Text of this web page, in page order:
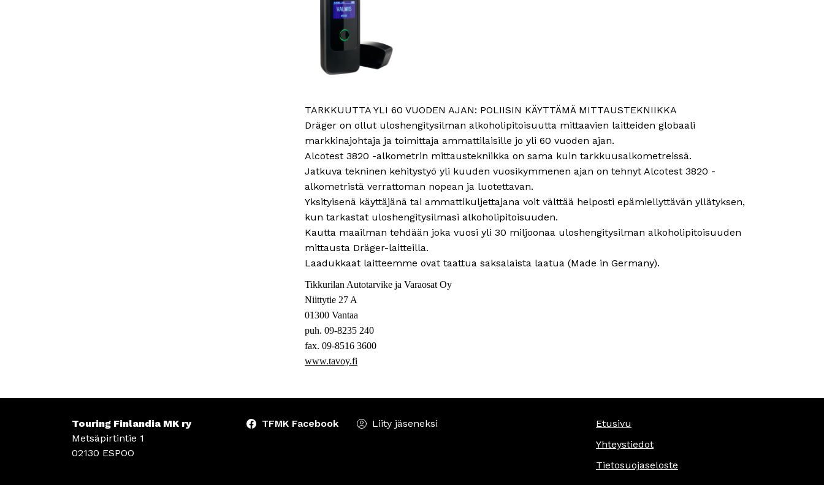
TARKKUUTTA YLI 60 VUODEN AJAN: POLIISIN KÄYTTÄMÄ MITTAUSTEKNIIKKA
Dräger on ollut uloshengitysilman alkoholipitoisuutta mittaavien laitteiden globaali
markkinajohtaja ja toimittaja ammattilaisille jo yli 60 vuoden ajan.
Alcotest 3820 -alkometrin mittaustekniikka on sama kuin tarkkuusalkometreissä.
Jatkuva tekninen kehitystyö yli kuuden vuosikymmenen ajan on tehnyt Alcotest 3820 -
alkometristä verrattoman nopean ja luotettavan.
Yksityisenä käyttäjänä tai ammattikuljettajana voit välttää helposti epämiellyttävän yllätyksen,
kun tarkastat uloshengitysilmasi alkoholipitoisuuden.
Kautta maailman tehdään joka vuosi yli 30 miljoonaa uloshengitysilman alkoholipitoisuuden
mittausta Dräger-laitteilla.
Laadukkaat laitteemme ovat taattua saksalaista laatua (Made in Germany).
Tikkurilan Autotarvike ja Varaosat Oy
Niittytie 27 A
01300 Vantaa
puh. 09-8235 240
fax. 09-8516 3600
www.tavoy.fi
Touring Finlandia MK ry
Metsäpirtintie 1
02130 ESPOO
TFMK Facebook Liity jäseneksi
Etusivu
Yhteystiedot
Tietosuojaseloste